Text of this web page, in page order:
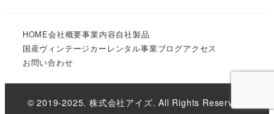
HOME会社概要事業内容自社製品
国産ヴィンテージカーレンタル事業ブログアクセス
お問い合わせ
© 2019-2025. 株式会社アイズ. All Rights Reserved.